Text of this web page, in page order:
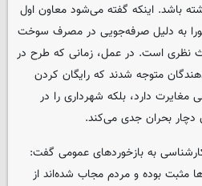
باشد. اینکه گفته می‌شود معاون اول
به دلیل صرفه‌جویی در مصرف سوخت
نظری است. در عمل، زمانی که طرح در
متوجه شدند که رایگان کردن
مغایرت دارد، بلکه شهرداری را در
دچار بحران جدی می‌کند.
به بازخوردهای عمومی گفت:
مثبت بوده و مردم مجاب شده‌اند از